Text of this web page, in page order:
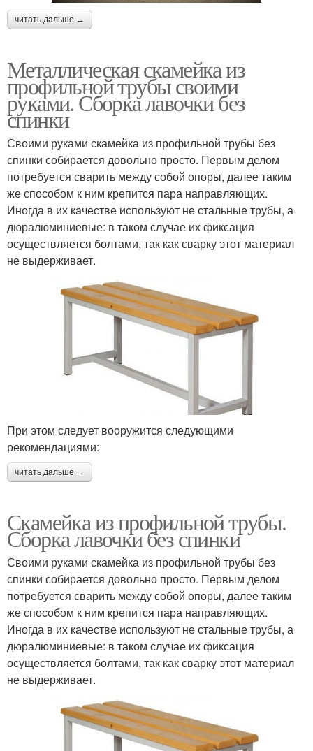
читать дальше →
Металлическая скамейка из
профильной трубы своими
руками. Сборка лавочки без
спинки
Своими руками скамейка из профильной трубы без
спинки собирается довольно просто. Первым делом
потребуется сварить между собой опоры, далее таким
же способом к ним крепится пара направляющих.
Иногда в их качестве используют не стальные трубы, а
дюралюминиевые: в таком случае их фиксация
осуществляется болтами, так как сварку этот материал
не выдерживает.
При этом следует вооружится следующими
рекомендациями:
читать дальше →
Скамейка из профильной трубы.
Сборка лавочки без спинки
Своими руками скамейка из профильной трубы без
спинки собирается довольно просто. Первым делом
потребуется сварить между собой опоры, далее таким
же способом к ним крепится пара направляющих.
Иногда в их качестве используют не стальные трубы, а
дюралюминиевые: в таком случае их фиксация
осуществляется болтами, так как сварку этот материал
не выдерживает.